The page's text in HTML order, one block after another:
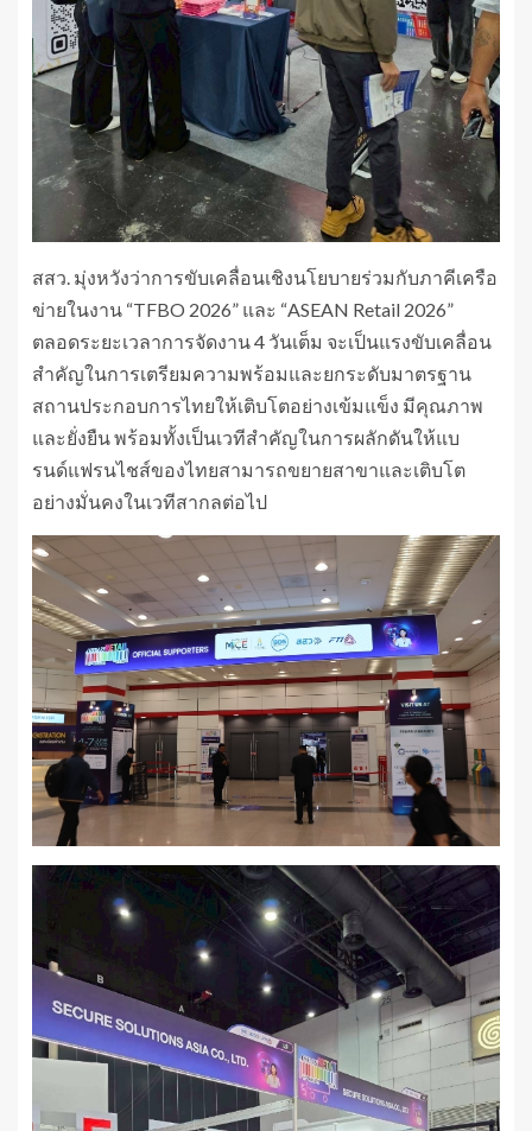
สสว. มุ่งหวังว่าการขับเคลื่อนเชิงนโยบายร่วมกับภาคีเครือ
ข่ายในงาน “TFBO 2026” และ “ASEAN Retail 2026”
ตลอดระยะเวลาการจัดงาน 4 วันเต็ม จะเป็นแรงขับเคลื่อน
สำคัญในการเตรียมความพร้อมและยกระดับมาตรฐาน
สถานประกอบการไทยให้เติบโตอย่างเข้มแข็ง มีคุณภาพ
และยั่งยืน พร้อมทั้งเป็นเวทีสำคัญในการผลักดันให้แบ
รนด์แฟรนไชส์ของไทยสามารถขยายสาขาและเติบโต
อย่างมั่นคงในเวทีสากลต่อไป